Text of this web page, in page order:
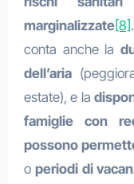
marginalizzate[8]
conta anche la
dell’aria
estate), e la
famiglie con
possono
operiodi di